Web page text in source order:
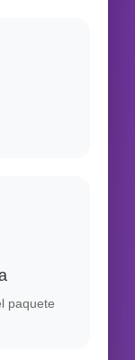
paquete